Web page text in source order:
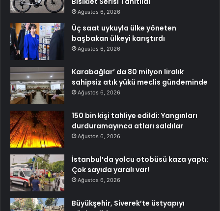
Ağustos 6, 2026
Üç saat uykuyla ülke yöneten
başbakan ülkeyi karıştırdı
Ağustos 6, 2026
Karabağlar’ da 80 milyon liralık
sahipsiz atık yükü meclis gündeminde
Ağustos 6, 2026
150 bin kişi tahliye edildi: Yangınları
durduramayınca atları saldılar
Ağustos 6, 2026
İstanbul’da yolcu otobüsü kaza yaptı:
Çok sayıda yaralı var!
Ağustos 6, 2026
Büyükşehir, Siverek’te üstyapıyı